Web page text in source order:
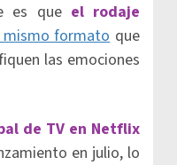
es queel rodaje
formatoque
las emociones
de TV en Netflix
en julio, lo